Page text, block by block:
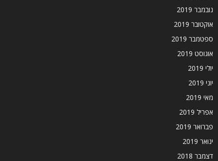
נובמבר 2019
אוקטובר 2019
ספטמבר 2019
אוגוסט 2019
יולי 2019
יוני 2019
מאי 2019
אפריל 2019
פברואר 2019
ינואר 2019
דצמבר 2018